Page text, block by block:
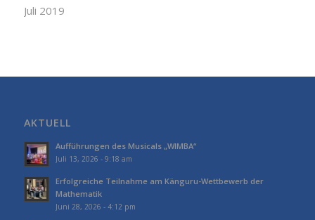
Juli 2019
AKTUELL
Aufführungen des Musicals „WIMBA“
Juli 13, 2026 - 9:18 am
Erfolgreiche Teilnahme am Känguru-Wettbewerb der
Mathematik
Juni 28, 2026 - 4:12 pm